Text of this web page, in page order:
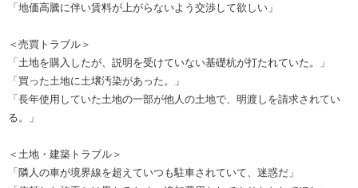
「地価高騰に伴い賃料が上がらないよう交渉して欲しい」
＜売買トラブル＞
「土地を購入したが、説明を受けていない基礎杭が打たれていた。」
「買った土地に土壌汚染があった。」
「長年使用していた土地の一部が他人の土地で、明渡しを請求されてい
る。」
＜土地・建築トラブル＞
「隣人の車が境界線を超えていつも駐車されていて、迷惑だ」